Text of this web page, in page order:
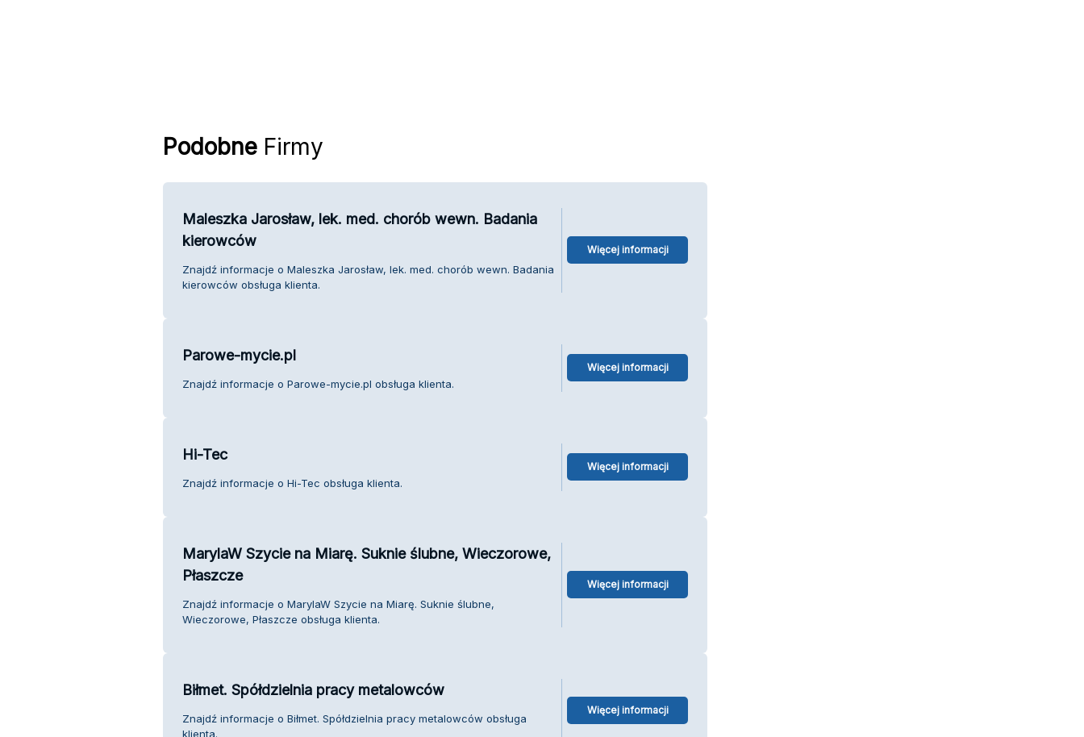
PodobneFirmy
Maleszka Jarosław, lek. med. chorób wewn. Badania
kierowców
Znajdź informacje o Maleszka Jarosław, lek. med. chorób wewn. Badania
kierowców obsługa klienta.
Więcej informacji
Parowe-mycie.pl
Znajdź informacje o Parowe-mycie.pl obsługa klienta.
Więcej informacji
Hi-Tec
Znajdź informacje o Hi-Tec obsługa klienta.
Więcej informacji
MarylaW Szycie na Miarę. Suknie ślubne, Wieczorowe,
Płaszcze
Znajdź informacje o MarylaW Szycie na Miarę. Suknie ślubne,
Wieczorowe, Płaszcze obsługa klienta.
Więcej informacji
Biłmet. Spółdzielnia pracy metalowców
Znajdź informacje o Biłmet. Spółdzielnia pracy metalowców obsługa
klienta.
Więcej informacji